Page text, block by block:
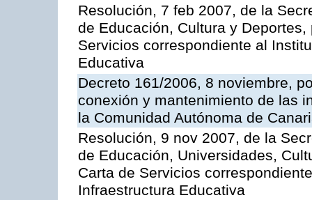
Resolución, 7 feb 2007, de la
de Educación, Cultura y
Servicios correspondiente al
Educativa
Decreto 161/2006, 8 noviembre,
conexión y mantenimiento de las
la Comunidad Autónoma de
Resolución, 9 nov 2007, de la
de Educación, Universidades,
Carta de Servicios
Infraestructura Educativa